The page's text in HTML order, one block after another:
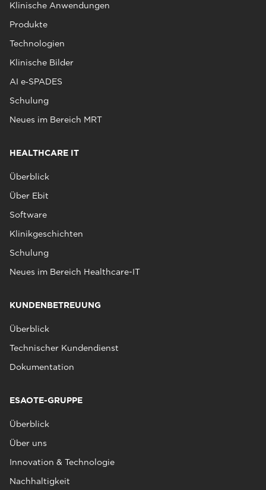
Klinische Anwendungen
Produkte
Technologien
Klinische Bilder
AI e‑SPADES
Schulung
Neues im Bereich MRT
HEALTHCARE IT
Überblick
Über Ebit
Software
Klinikgeschichten
Schulung
Neues im Bereich Healthcare-IT
KUNDENBETREUUNG
Überblick
Technischer Kundendienst
Dokumentation
ESAOTE-GRUPPE
Überblick
Über uns
Innovation & Technologie
Nachhaltigkeit